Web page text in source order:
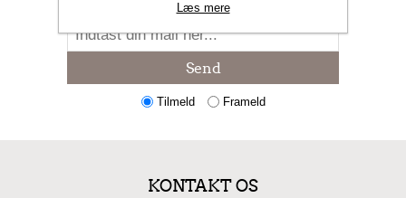
Send
Tilmeld Frameld
KONTAKT OS
Læs mere